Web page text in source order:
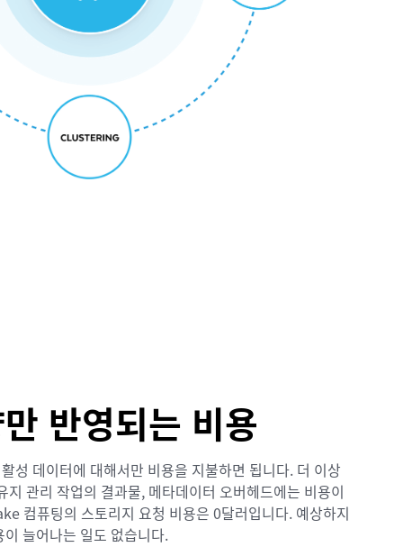
반영되는 비용
성 데이터에 대해서만 비용을 지불하면 됩니다. 더 이상
지 관리 작업의 결과물, 메타데이터 오버헤드에는 비용이
컴퓨팅의 스토리지 요청 비용은 0달러입니다. 예상하지
늘어나는 일도 없습니다.